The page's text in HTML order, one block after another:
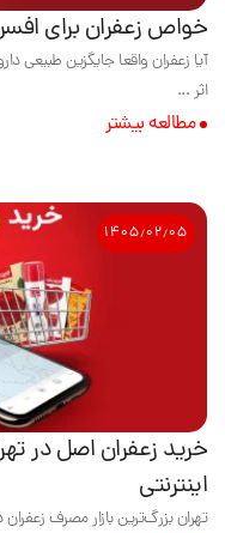
خواص زعفران برای
آیا زعفران واقعا جایگزین طبیعی
اثر ...
مطالعه بیشتر
۱۴۰۵٫۰۲٫۰۵
خرید زعفران اصل در
اینترنتی
تهران بزرگ‌ترین بازار مصرف